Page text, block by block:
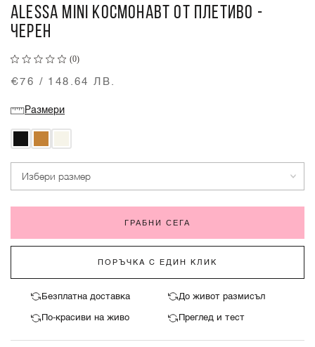
ALESSA MINI КОСМОНАВТ ОТ ПЛЕТИВО -
ЧЕРЕН
(0)
€76 / 148.64 ЛВ.
Размери
Избери размер
ГРАБНИ СЕГА
ПОРЪЧКА С ЕДИН КЛИК
Безплатна доставка До живот размисъл
По-красиви на живо Преглед и тест